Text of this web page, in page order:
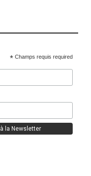
*Champs requis required